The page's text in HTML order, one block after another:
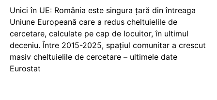
Unici în UE: România este singura țară din întreaga
Uniune Europeană care a redus cheltuielile de
cercetare, calculate pe cap de locuitor, în ultimul
deceniu. Între 2015-2025, spațiul comunitar a crescut
masiv cheltuielile de cercetare – ultimele date
Eurostat